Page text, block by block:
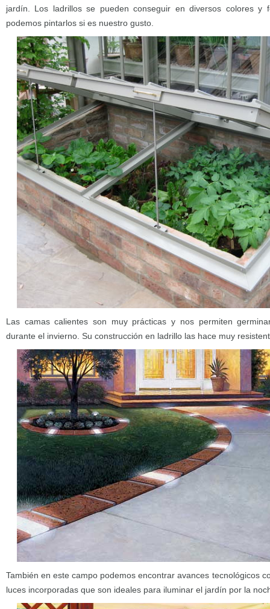
jardín. Los ladrillos se pueden conseguir en diversos colores y
podemos pintarlos si es nuestro gusto.
Las camas calientes son muy prácticas y nos permiten
durante el invierno. Su construcción en ladrillo las hace muy
También en este campo podemos encontrar avances tecnológicos
luces incorporadas que son ideales para iluminar el jardín por la